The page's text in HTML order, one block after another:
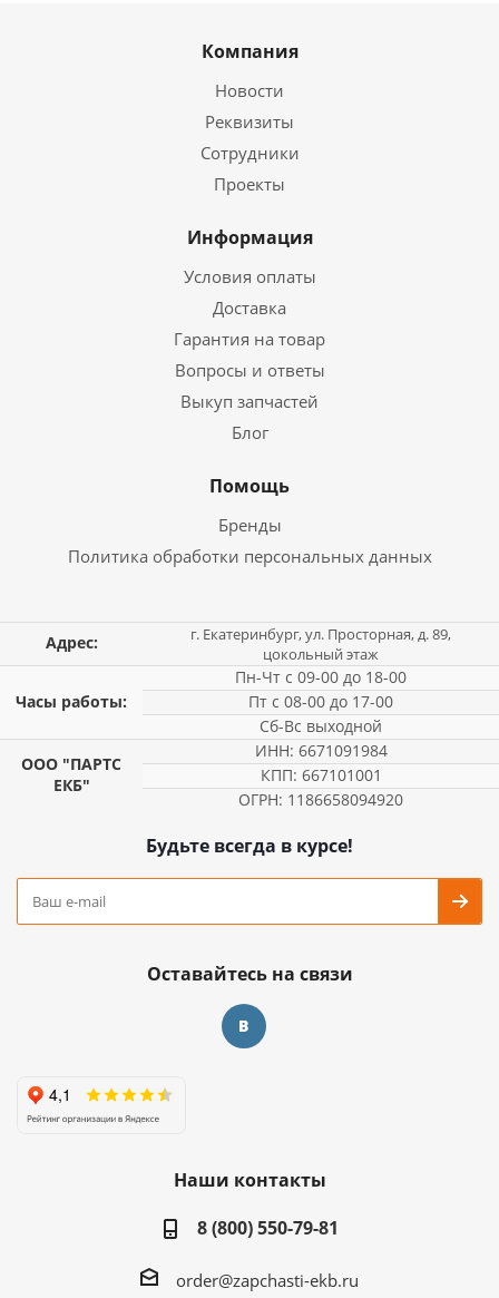
Компания
Новости
Реквизиты
Сотрудники
Проекты
Информация
Условия оплаты
Доставка
Гарантия на товар
Вопросы и ответы
Выкуп запчастей
Блог
Помощь
Бренды
Политика обработки персональных данных
Адрес:
г. Екатеринбург, ул. Просторная, д. 89,
цокольный этаж
Часы работы:
Пн-Чт с 09-00 до 18-00
Пт с 08-00 до 17-00
Сб-Вс выходной
ООО "ПАРТС
ЕКБ"
ИНН: 6671091984
КПП: 667101001
ОГРН: 1186658094920
Будьте всегда в курсе!
Оставайтесь на связи
Наши контакты
8 (800) 550-79-81
order@zapchasti-ekb.ru